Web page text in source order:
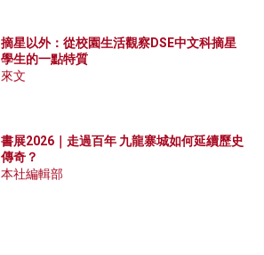
摘星以外：從校園生活觀察DSE中文科摘星
學生的一點特質
來文
書展2026｜走過百年 九龍寨城如何延續歷史
傳奇？
本社編輯部